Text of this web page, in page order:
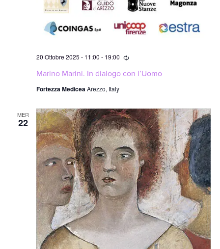
Marino Marini. In dialogo con l’Uomo
20 Ottobre 2025 - 11:00 - 19:00 Ricorrente
Fortezza MediceaArezzo, Italy
MER
22